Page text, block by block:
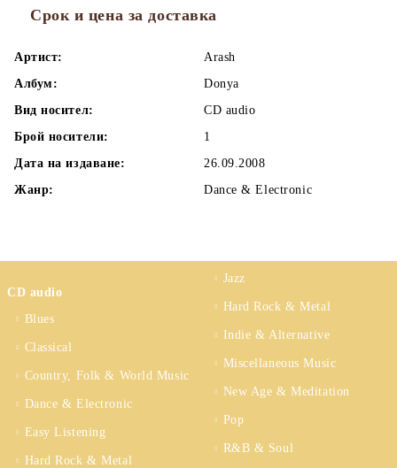
Срок и цена за доставка
Артист:
Arash
Албум:
Donya
Вид носител:
CD audio
Брой носители:
1
Дата на издаване:
26.09.2008
Жанр:
Dance & Electronic
CD audio
Blues
Classical
Country, Folk & World Music
Dance & Electronic
Easy Listening
Hard Rock & Metal
Jazz
Hard Rock & Metal
Indie & Alternative
Miscellaneous Music
New Age & Meditation
Pop
R&B & Soul